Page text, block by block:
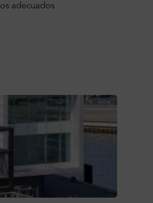
adecuados